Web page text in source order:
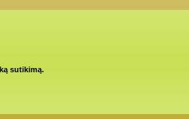
sutikimą.